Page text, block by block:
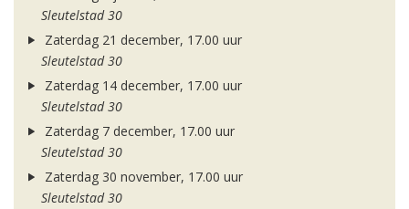
Sleutelstad 30
Zaterdag 21 december, 17.00 uur
Sleutelstad 30
Zaterdag 14 december, 17.00 uur
Sleutelstad 30
Zaterdag 7 december, 17.00 uur
Sleutelstad 30
Zaterdag 30 november, 17.00 uur
Sleutelstad 30